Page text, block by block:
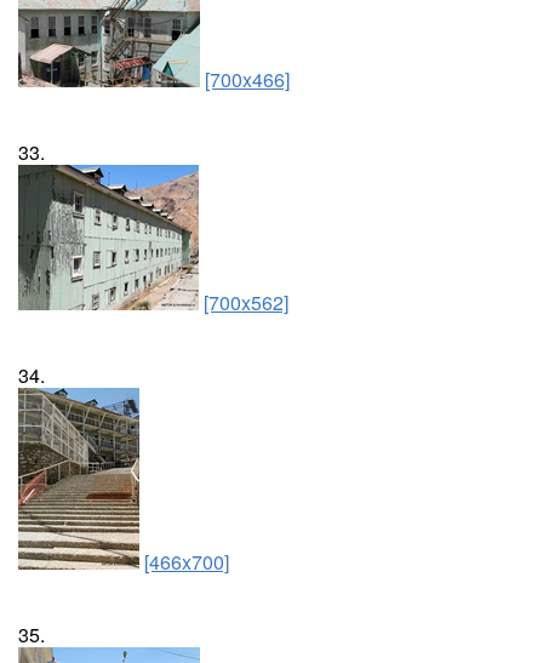
[700x466]
33.
[700x562]
34.
[466x700]
35.